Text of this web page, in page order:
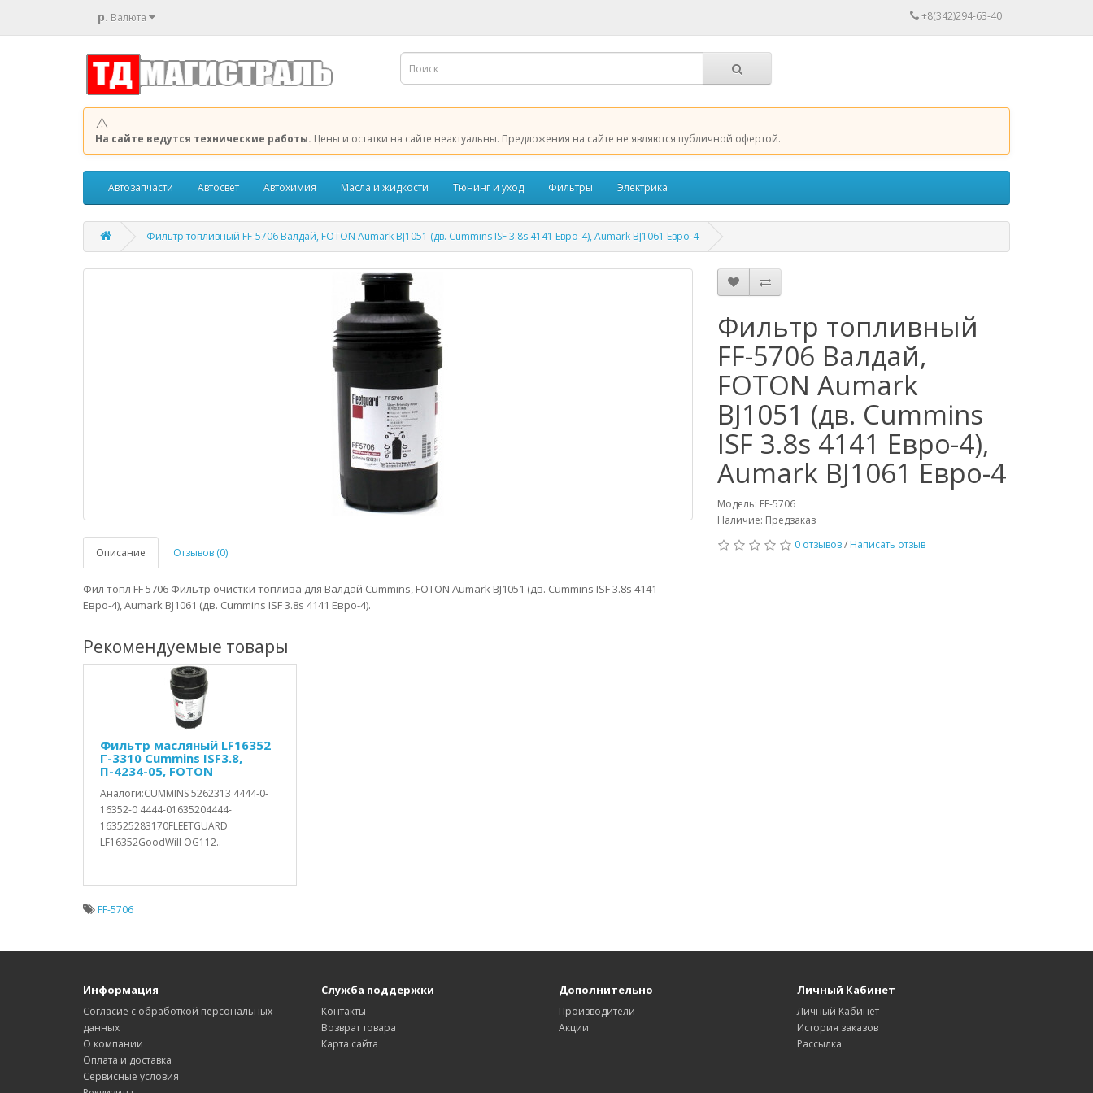
р. Валюта +8(342)294-63-40
⚠️
На сайте ведутся технические работы. Цены и остатки на сайте неактуальны. Предложения на сайте не являются публичной офертой.
Автозапчасти Автосвет Автохимия Масла и жидкости Тюнинг и уход Фильтры Электрика
Фильтр топливный FF-5706 Валдай, FOTON Aumark BJ1051 (дв. Cummins ISF 3.8s 4141 Евро-4), Aumark BJ1061 Евро-4
Описание Отзывов (0)
Фил топл FF 5706 Фильтр очистки топлива для Валдай Cummins, FOTON Aumark BJ1051 (дв. Cummins ISF 3.8s 4141
Евро-4), Aumark BJ1061 (дв. Cummins ISF 3.8s 4141 Евро-4).
Фильтр топливный
FF-5706 Валдай,
FOTON Aumark
BJ1051 (дв. Cummins
ISF 3.8s 4141 Евро-4),
Aumark BJ1061 Евро-4
Модель: FF-5706
Наличие: Предзаказ
0 отзывов/ Написать отзыв
Рекомендуемые товары
Фильтр масляный LF16352
Г-3310 Cummins ISF3.8,
П-4234-05, FOTON
Аналоги:CUMMINS 5262313 4444-0-
16352-0 4444-01635204444-
163525283170FLEETGUARD
LF16352GoodWill OG112..
FF-5706
Информация
Согласие с обработкой персональных
данных
О компании
Оплата и доставка
Сервисные условия
Служба поддержки
Контакты
Возврат товара
Карта сайта
Дополнительно
Производители
Акции
Личный Кабинет
Личный Кабинет
История заказов
Рассылка